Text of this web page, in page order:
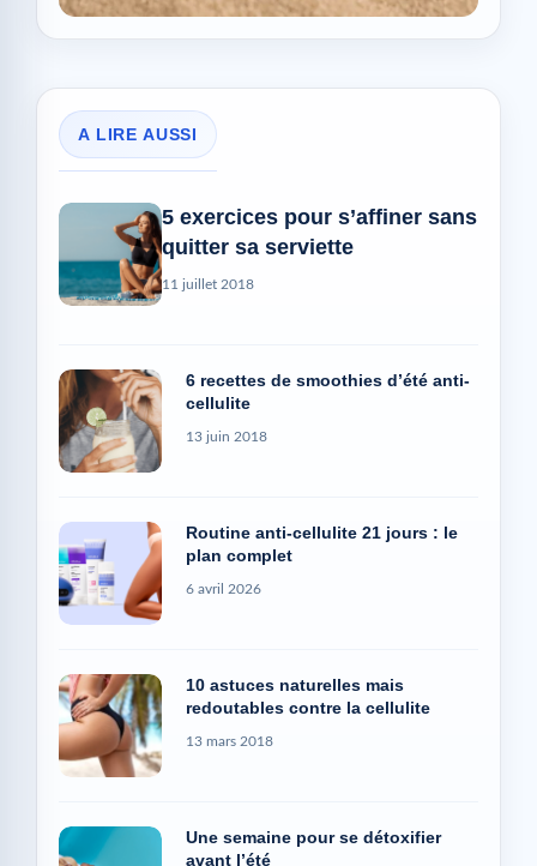
A LIRE AUSSI
5 exercices pour s’affiner sans
quitter sa serviette
11 juillet 2018
6 recettes de smoothies d’été anti-
cellulite
13 juin 2018
Routine anti-cellulite 21 jours : le
plan complet
6 avril 2026
10 astuces naturelles mais
redoutables contre la cellulite
13 mars 2018
Une semaine pour se détoxifier
avant l’été